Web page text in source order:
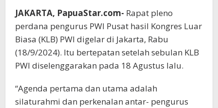
JAKARTA, PapuaStar.com- Rapat pleno
perdana pengurus PWI Pusat hasil Kongres Luar
Biasa (KLB) PWI digelar di Jakarta, Rabu
(18/9/2024). Itu bertepatan setelah sebulan KLB
PWI diselenggarakan pada 18 Agustus lalu.
“Agenda pertama dan utama adalah
silaturahmi dan perkenalan antar- pengurus